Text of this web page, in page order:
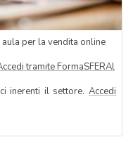
per la vendita online
tramite FormaSFERAl
inerenti il settore. Accedi